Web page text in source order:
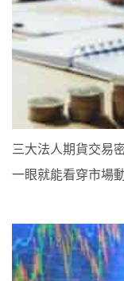
三大法人期貨交易
一眼就能看穿市場